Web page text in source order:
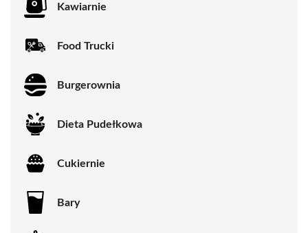
Kawiarnie
Food Trucki
Burgerownia
Dieta Pudełkowa
Cukiernie
Bary